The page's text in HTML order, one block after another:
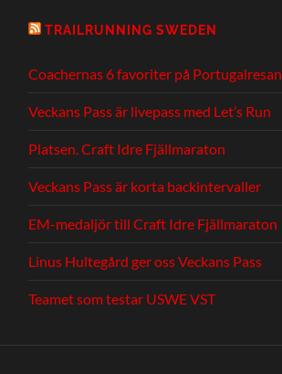
TRAILRUNNING SWEDEN
Coachernas 6 favoriter på Portugalresan
Veckans Pass är livepass med Let’s Run
Platsen. Craft Idre Fjällmaraton
Veckans Pass är korta backintervaller
EM-medaljör till Craft Idre Fjällmaraton
Linus Hultegård ger oss Veckans Pass
Teamet som testar USWE VST